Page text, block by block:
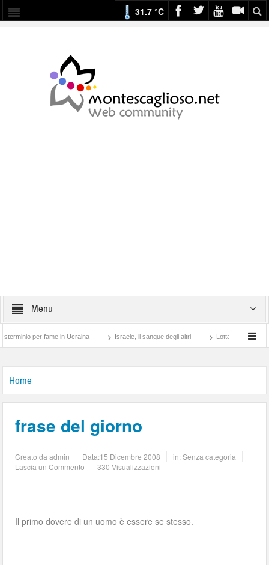
31.7 °C
Menu
per fame in Ucraina Israele, il sangue degli altri Lotta di classe… tra
Home
frase del giorno
Creato daadmin Data:15 Dicembre 2008
in: Senza categoria
Lascia un Commento
330 Visualizzazioni
Il primo dovere di un uomo è essere se stesso.